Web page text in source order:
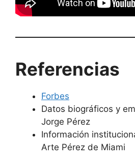
Referencias
Forbes
Datos biográficos y
Jorge Pérez
Información
Arte Pérez de Miami